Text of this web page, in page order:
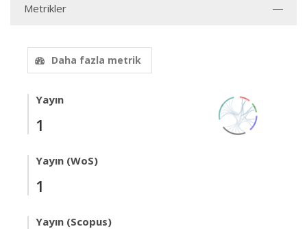
Metrikler
Daha fazla metrik
Yayın
1
Yayın (WoS)
1
Yayın (Scopus)